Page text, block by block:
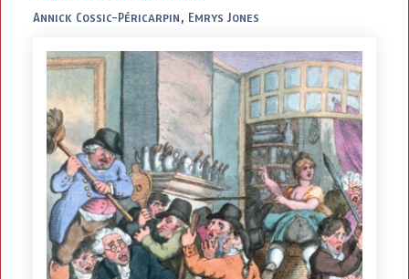
Annick Cossic-Péricarpin, Emrys Jones